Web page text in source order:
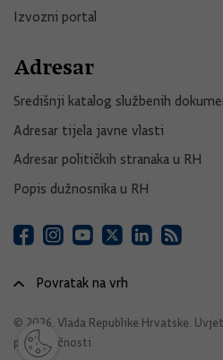
Izvozni portal
Adresar
Središnji katalog službenih
Adresar tijela javne vlasti
Adresar političkih stranaka u RH
Popis dužnosnika u RH
Povratak na vrh
© 2026. Vlada Republike Hrvatske.
pristupačnosti